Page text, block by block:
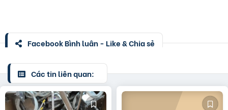
Facebook Bình luận - Like & Chia sẻ
Các tin liên quan: